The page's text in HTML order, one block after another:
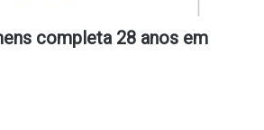
completa 28 anos em